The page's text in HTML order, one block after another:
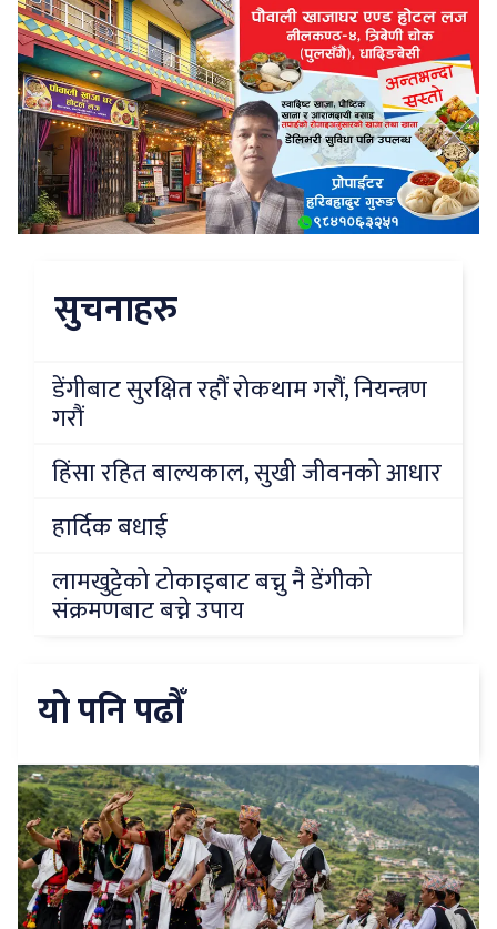
सुचनाहरु
डेंगीबाट सुरक्षित रहौं रोकथाम गरौं, नियन्त्रण
गरौं
हिंसा रहित बाल्यकाल, सुखी जीवनको आधार
हार्दिक बधाई
लामखुट्टेको टोकाइबाट बच्नु नै डेंगीको
संक्रमणबाट बच्ने उपाय
यो पनि पढौँ